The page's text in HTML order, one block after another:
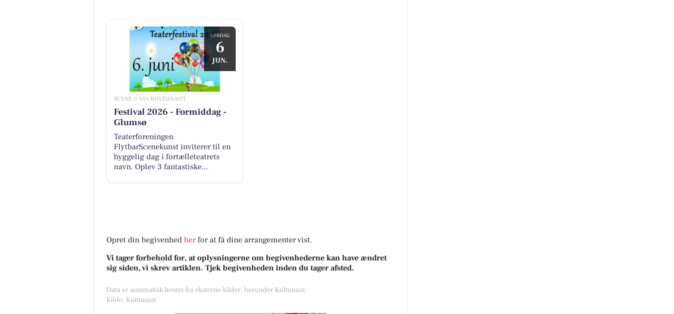
LØRDAG
6
JUN.
SCENE // VIA KULTUNAUT
Festival 2026 - Formiddag -
Glumsø
Teaterforeningen
FlytbarScenekunst inviterer til en
hyggelig dag i fortælleteatrets
navn. Oplev 3 fantastiske...
Opret din begivenhed herfor at få dine arrangementer vist.
Vi tager forbehold for, at oplysningerne om begivenhederne kan have ændret
sig siden, vi skrev artiklen. Tjek begivenheden inden du tager afsted.
Data er automatisk hentet fra eksterne kilder, herunder Kultunaut.
Kilde: Kultunaut